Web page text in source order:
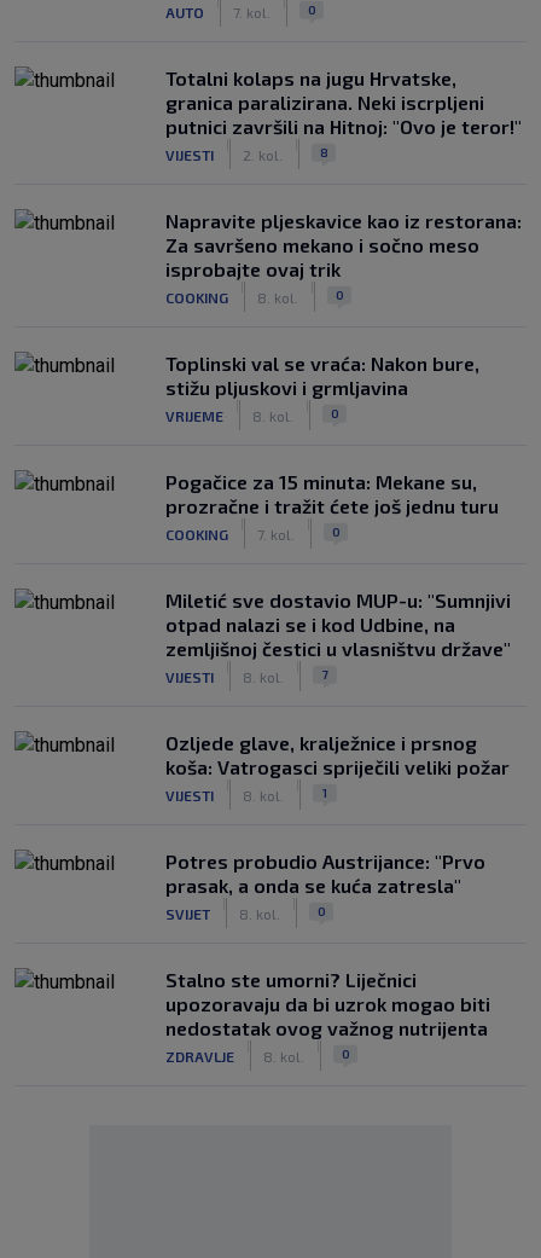
AUTO 7. kol. 0
Totalni kolaps na jugu Hrvatske,
granica paralizirana. Neki iscrpljeni
putnici završili na Hitnoj: "Ovo je teror!"
VIJESTI 2. kol. 8
Napravite pljeskavice kao iz restorana:
Za savršeno mekano i sočno meso
isprobajte ovaj trik
COOKING 8. kol. 0
Toplinski val se vraća: Nakon bure,
stižu pljuskovi i grmljavina
VRIJEME 8. kol. 0
Pogačice za 15 minuta: Mekane su,
prozračne i tražit ćete još jednu turu
COOKING 7. kol. 0
Miletić sve dostavio MUP-u: "Sumnjivi
otpad nalazi se i kod Udbine, na
zemljišnoj čestici u vlasništvu države"
VIJESTI 8. kol. 7
Ozljede glave, kralježnice i prsnog
koša: Vatrogasci spriječili veliki požar
VIJESTI 8. kol. 1
Potres probudio Austrijance: "Prvo
prasak, a onda se kuća zatresla"
SVIJET 8. kol. 0
Stalno ste umorni? Liječnici
upozoravaju da bi uzrok mogao biti
nedostatak ovog važnog nutrijenta
ZDRAVLJE 8. kol. 0